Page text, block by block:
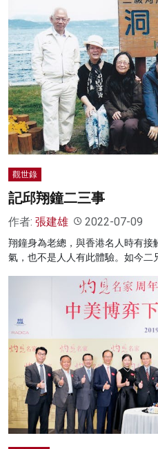
商業
科技
影片
名家榜
灼見活動
觀世錄
記邱翔鐘二三事
作者: 張建雄 2022-07-09
翔鐘身為老總，與香港名人時有
氣，也不是人人有此體驗。如今二